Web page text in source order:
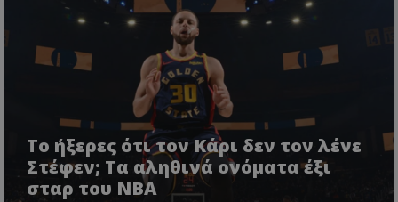
Το ήξερες ότι τον Κάρι δεν τον λένε
Στέφεν; Τα αληθινά ονόματα έξι
σταρ του NBA